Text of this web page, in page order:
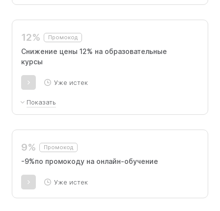
12% Промокод
Снижение цены 12% на образовательные
курсы
Уже истек
Показать
в размере 12% на обучающий курс. Эта
другими предложениями акций,
действующими на сайте. Условия акции
применимы только к новым пользователям.
Для получения промокода необходимо
обратиться к менеджеру школы.
9% Промокод
-9%по промокоду на онлайн-обучение
Уже истек